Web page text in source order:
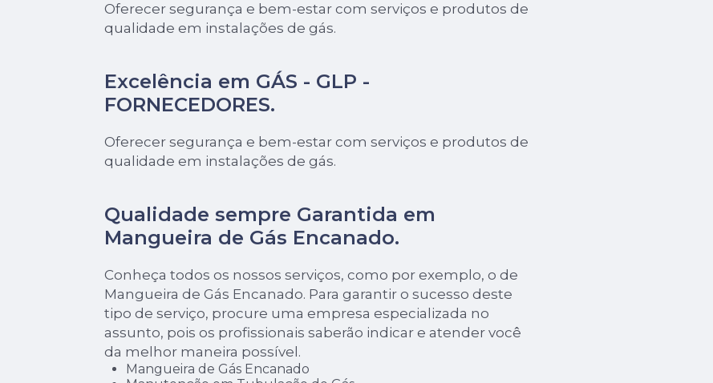
Oferecer segurança e bem-estar com serviços e produtos de
qualidade em instalações de gás.
Excelência em GÁS - GLP -
FORNECEDORES.
Oferecer segurança e bem-estar com serviços e produtos de
qualidade em instalações de gás.
Qualidade sempre Garantida em
Mangueira de Gás Encanado.
Conheça todos os nossos serviços, como por exemplo, o de
Mangueira de Gás Encanado. Para garantir o sucesso deste
tipo de serviço, procure uma empresa especializada no
assunto, pois os profissionais saberão indicar e atender você
da melhor maneira possível.
Mangueira de Gás Encanado